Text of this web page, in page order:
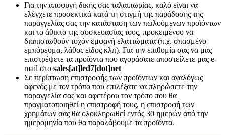
Για την αποφυγή δικής σας ταλαιπωρίας, καλό είναι να
ελέγχετε προσεκτικά κατά τη στιγμή της παράδοσης της
παραγγελίας σας την κατάσταση των πωλούμενων προϊόντων
και το άθικτο της συσκευασίας τους, προκειμένου να
διαπιστωθούν τυχόν εμφανή ελαττώματα (π.χ. σπασμένο
εμπόρευμα, λάθος είδος κλπ). Για την επιθυμία σας να μας
επιστρέψετε τα προϊόντα που αγοράσατε αποστείλετε μας e-
mail στο sales[at]led7[dot]net
Σε περίπτωση επιστροφής των προϊόντων και αναλόγως
αφενός με τον τρόπο που επιλέξατε να πληρώσετε την
παραγγελία σας και αφετέρου τον τρόπο που θα
πραγματοποιηθεί η επιστροφή τους, η επιστροφή των
χρημάτων σας θα ολοκληρωθεί εντός 30 ημερών από την
ημερομηνία που θα παραλάβουμε τα προϊόντα.